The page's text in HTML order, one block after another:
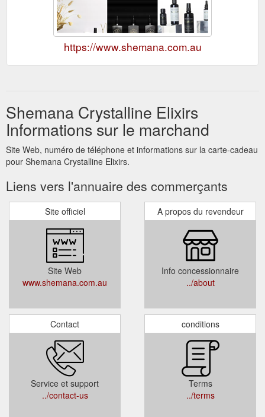
https://www.shemana.com.au
Shemana Crystalline Elixirs
Informations sur le marchand
Site Web, numéro de téléphone et informations sur la carte-cadeau
pour Shemana Crystalline Elixirs.
Liens vers l'annuaire des commerçants
Site officiel
Site Web
www.shemana.com.au
A propos du revendeur
Info concessionnaire
../about
Contact
Service et support
../contact-us
conditions
Terms
../terms